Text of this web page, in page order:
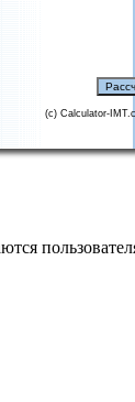
(c) Calculator-